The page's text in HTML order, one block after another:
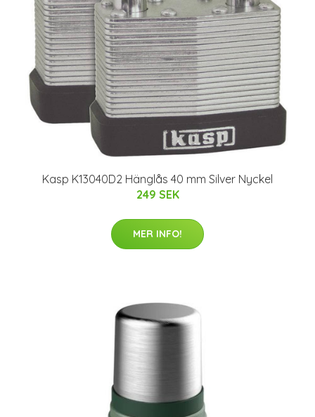
Kasp K13040D2 Hänglås 40 mm Silver Nyckel
249 SEK
MER INFO!